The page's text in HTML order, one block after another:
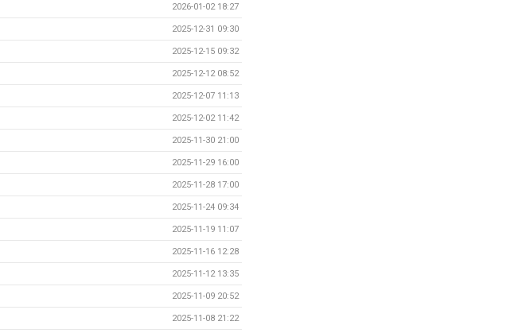
2026-01-02 18:27
2025-12-31 09:30
2025-12-15 09:32
2025-12-12 08:52
2025-12-07 11:13
2025-12-02 11:42
2025-11-30 21:00
2025-11-29 16:00
2025-11-28 17:00
2025-11-24 09:34
2025-11-19 11:07
2025-11-16 12:28
2025-11-12 13:35
2025-11-09 20:52
2025-11-08 21:22